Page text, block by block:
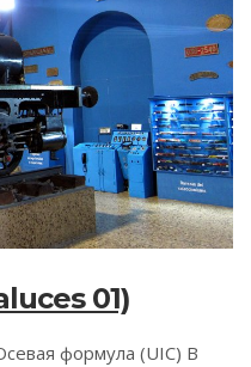
01)
формула (UIC) B